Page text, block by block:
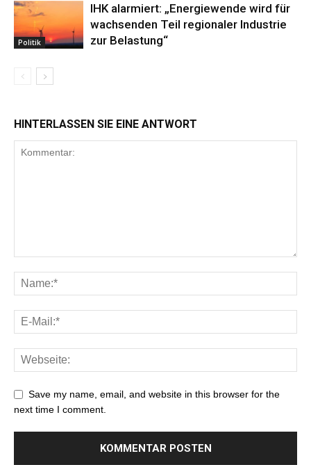
Politik
IHK alarmiert: „Energiewende wird für
wachsenden Teil regionaler Industrie
zur Belastung“
HINTERLASSEN SIE EINE ANTWORT
Save my name, email, and website in this browser for the
next time I comment.